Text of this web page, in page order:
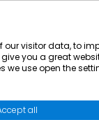
visitor data, to
you a great
we use open the
all